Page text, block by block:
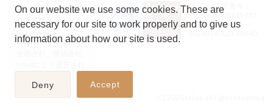
ドコモグループの新
規事業創出プログラ
ム「docomo
STARTUP」を通じて
JASRAC許諾番号：
9024936001Y45037
JASRAC許諾番号：
On our website we use some cookies. These are
necessary for our site to work properly and to give us
information about how our site is used.
Deny Accept